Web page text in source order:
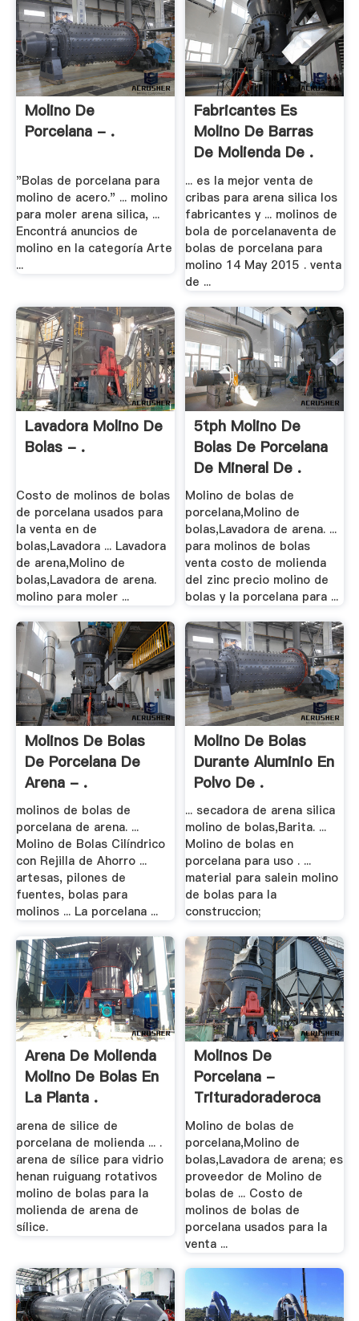
Molino De
Porcelana - .
"Bolas de porcelana para
molino de acero." ... molino
para moler arena silica, ...
Encontrá anuncios de
molino en la categoría Arte
...
Fabricantes Es
Molino De Barras
De Molienda De .
... es la mejor venta de
cribas para arena silica los
fabricantes y ... molinos de
bola de porcelanaventa de
bolas de porcelana para
molino 14 May 2015 . venta
de ...
Lavadora Molino De
Bolas - .
Costo de molinos de bolas
de porcelana usados para
la venta en de
bolas,Lavadora ... Lavadora
de arena,Molino de
bolas,Lavadora de arena.
molino para moler ...
5tph Molino De
Bolas De Porcelana
De Mineral De .
Molino de bolas de
porcelana,Molino de
bolas,Lavadora de arena. ...
para molinos de bolas
venta costo de molienda
del zinc precio molino de
bolas y la porcelana para ...
Molinos De Bolas
De Porcelana De
Arena - .
molinos de bolas de
porcelana de arena. ...
Molino de Bolas Cilíndrico
con Rejilla de Ahorro ...
artesas, pilones de
fuentes, bolas para
molinos ... La porcelana ...
Molino De Bolas
Durante Aluminio En
Polvo De .
... secadora de arena silica
molino de bolas,Barita. ...
Molino de bolas en
porcelana para uso . ...
material para salein molino
de bolas para la
construccion;
Arena De Molienda
Molino De Bolas En
La Planta .
arena de silice de
porcelana de molienda ... .
arena de sílice para vidrio
henan ruiguang rotativos
molino de bolas para la
molienda de arena de
sílice.
Molinos De
Porcelana -
Trituradoraderoca
Molino de bolas de
porcelana,Molino de
bolas,Lavadora de arena; es
proveedor de Molino de
bolas de ... Costo de
molinos de bolas de
porcelana usados para la
venta ...